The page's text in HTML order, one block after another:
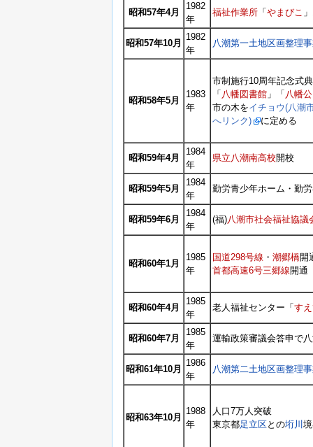
昭和57年4月
1982
年
福祉作業所 「 やまびこ
昭和57年10月
1982
年
八潮第一土地区画整理
昭和58年5月
1983
年
市制施行10周年記念式
「 八幡図書館 」「 八幡
市の木をイチョウ(八潮
へリンク)
に定める
昭和59年4月
1984
年
県立八潮南高校開校
昭和59年5月
1984
年
勤労青少年ホーム・勤
昭和59年6月
1984
年
(福)八潮市社会福祉協議
昭和60年1月
1985
年
国道298号線 ・ 潮郷橋開
首都高速6号三郷線開通
昭和60年4月
1985
年
老人福祉センター「 す
昭和60年7月
1985
年
運輸政策審議会答申で
昭和61年10月
1986
年
八潮第二土地区画整理
昭和63年10月
1988
年
人口7万人突破
東京都足立区との垳川